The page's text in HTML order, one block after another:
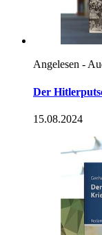
Angelesen -
Der
15.08.2024